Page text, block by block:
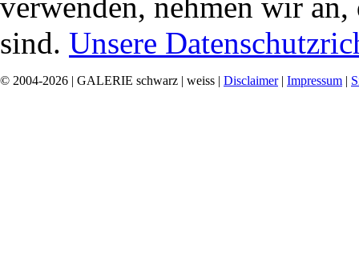
sind. Unsere
© 2004-2026 | GALERIE schwarz | weiss | Disclaimer| Impressum |